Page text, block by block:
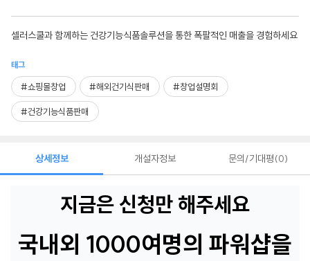
셀러스쿨과 함께하는 건강기능식품솔루션을 통한 폭팔적인 매출을 경험하세요
태그
#쇼핑몰창업 #해외건기식판매 #창업설명회
#건강기능식품판매
상세정보
지금은 신청만 해주세요
국내외 1000여명의 파워샵을
개설자정보 문의/기대평 0